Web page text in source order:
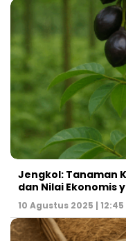
Jengkol: Tanaman
dan Nilai Ekonomis
10 Agustus 2025 | 12:45